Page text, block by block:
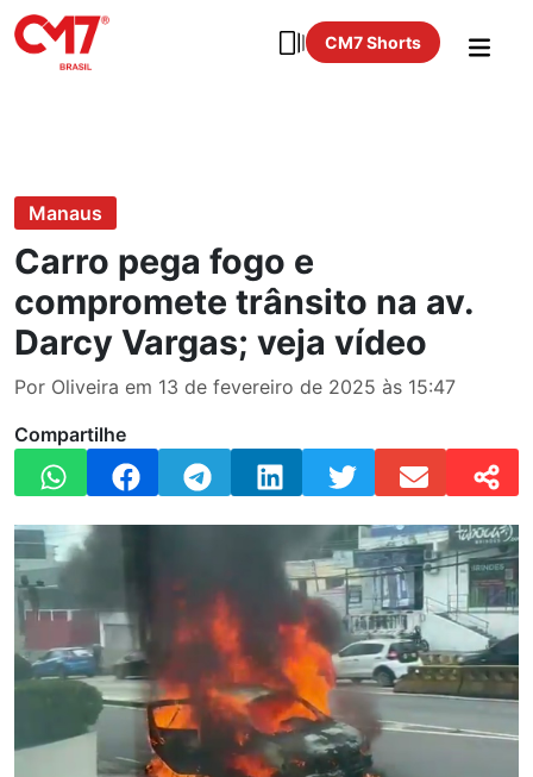
CM7 Shorts
Manaus
Carro pega fogo e
compromete trânsito na av.
Darcy Vargas; veja vídeo
Por Oliveira em 13 de fevereiro de 2025 às 15:47
Compartilhe